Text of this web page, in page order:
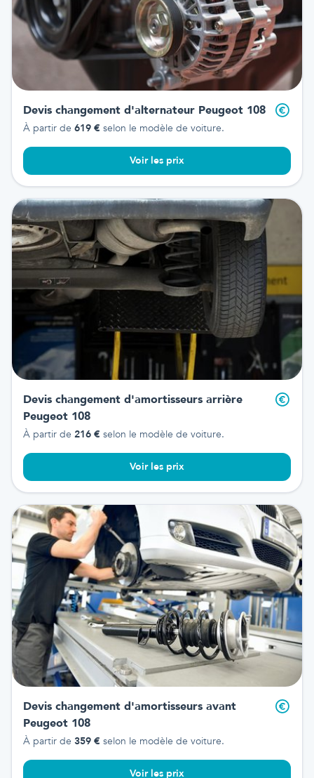
Devis changement d'alternateur Peugeot 108
À partir de 619 € selon le modèle de voiture.
Voir les prix
Devis changement d'amortisseurs arrière
Peugeot 108
À partir de 216 € selon le modèle de voiture.
Voir les prix
Devis changement d'amortisseurs avant
Peugeot 108
À partir de 359 € selon le modèle de voiture.
Voir les prix